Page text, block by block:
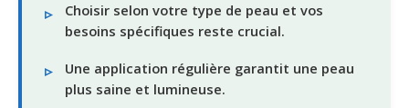
Choisir selon votre type de peau et vos
besoins spécifiques reste crucial.
Une application régulière garantit une peau
plus saine et lumineuse.